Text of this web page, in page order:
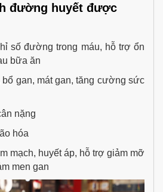
đường huyết được
số đường trong máu, hỗ trợ ổn
bữa ăn
bổ gan, mát gan, tăng cường sức
nặng
hóa
mạch, huyết áp, hỗ trợ giảm mỡ
men gan